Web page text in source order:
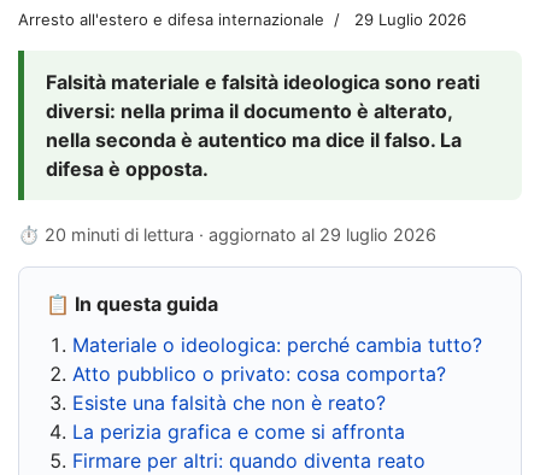
Arresto all'estero e difesa internazionale 29 Luglio 2026
Falsità materiale e falsità ideologica sono reati
diversi: nella prima il documento è alterato,
nella seconda è autentico ma dice il falso. La
difesa è opposta.
⏱ 20 minuti di lettura · aggiornato al 29 luglio 2026
📋 In questa guida
Materiale o ideologica: perché cambia tutto?
Atto pubblico o privato: cosa comporta?
Esiste una falsità che non è reato?
La perizia grafica e come si affronta
Firmare per altri: quando diventa reato